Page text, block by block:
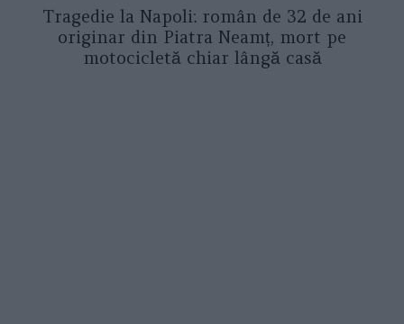
Tragedie la Napoli: român de 32 de ani
originar din Piatra Neamț, mort pe
motocicletă chiar lângă casă